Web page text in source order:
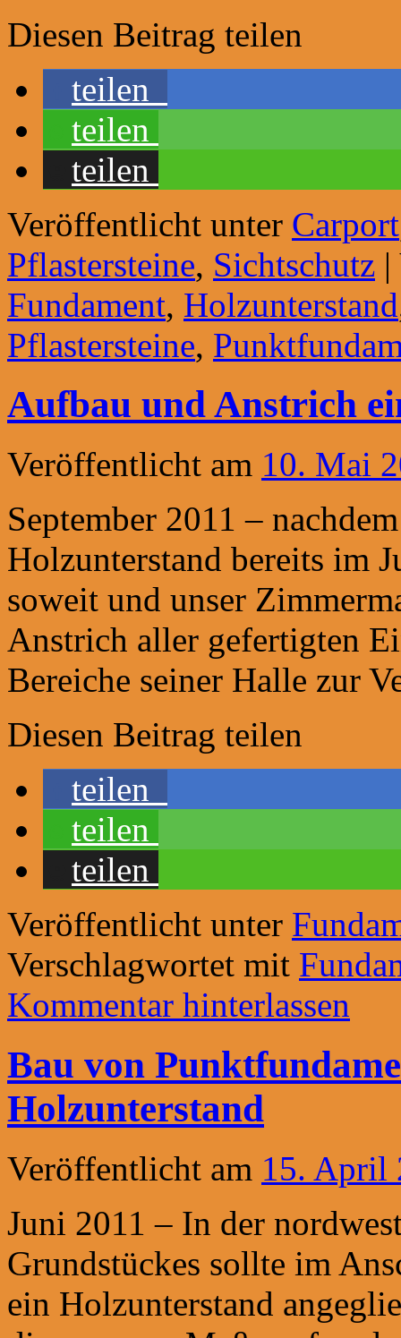
Diesen Beitrag teilen
teilen
teilen
teilen
Veröffentlicht unter Carport
Pflastersteine, Sichtschutz |
Fundament, Holzunterstand
Pflastersteine,
Aufbau und Anstrich
Veröffentlicht am 10. Mai
September 2011 –
Holzunterstand bereits im
soweit und unser
Anstrich aller gefertigten
Bereiche seiner Halle zur
Diesen Beitrag teilen
teilen
teilen
teilen
Veröffentlicht unter
Verschlagwortet mit
Kommentar hinterlassen
Bau von
Holzunterstand
Veröffentlicht am 15. April
Juni 2011 – In der
Grundstückes sollte im
ein Holzunterstand